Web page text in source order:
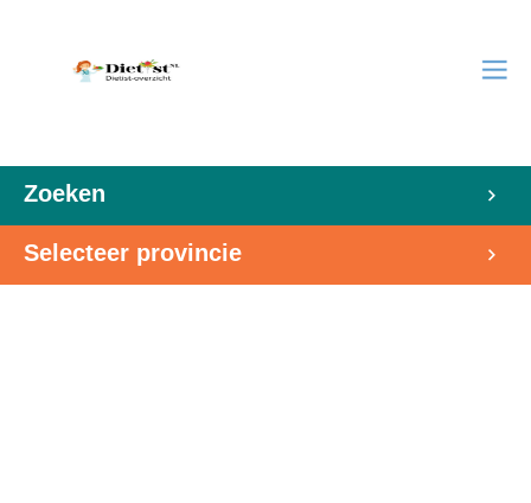
Zoeken
Selecteer provincie